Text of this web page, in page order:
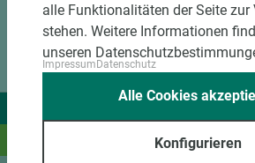
Und das passende Holz dazu.
alle Funktionalitäten der Seite zur
stehen. Weitere Informationen
unseren
ImpressumDatenschutz
Konfigurieren
Alle Cookies